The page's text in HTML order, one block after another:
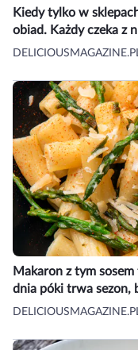
Kiedy tylko w
obiad. Każdy czeka z
Makaron z tym
dnia póki trwa sezon,